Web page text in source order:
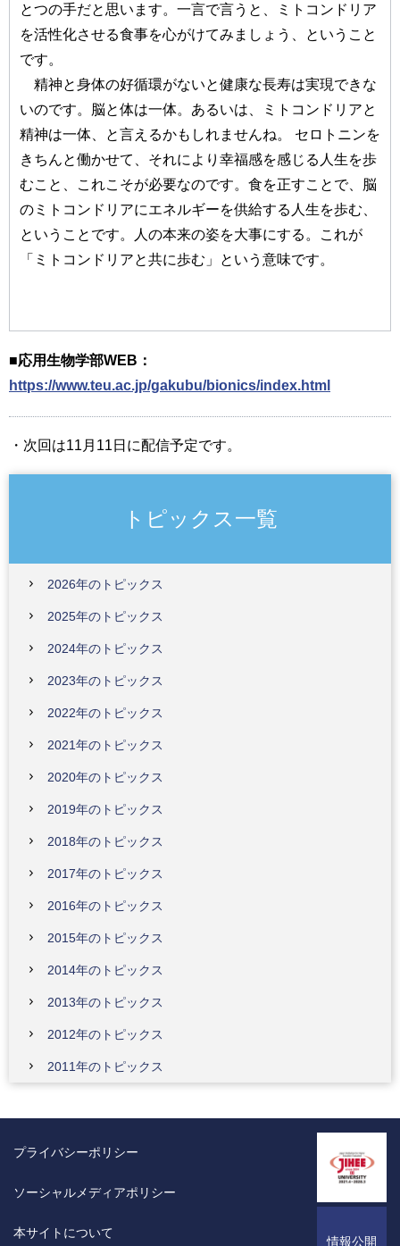
とつの手だと思います。一言で言うと、ミトコンドリア
を活性化させる食事を心がけてみましょう、ということ
です。
精神と身体の好循環がないと健康な長寿は実現できな
いのです。脳と体は一体。あるいは、ミトコンドリアと
精神は一体、と言えるかもしれませんね。 セロトニンを
きちんと働かせて、それにより幸福感を感じる人生を歩
むこと、これこそが必要なのです。食を正すことで、脳
のミトコンドリアにエネルギーを供給する人生を歩む、
ということです。人の本来の姿を大事にする。これが
「ミトコンドリアと共に歩む」という意味です。
■応用生物学部WEB：
https://www.teu.ac.jp/gakubu/bionics/index.html
・次回は11月11日に配信予定です。
トピックス一覧
2026年のトピックス
2025年のトピックス
2024年のトピックス
2023年のトピックス
2022年のトピックス
2021年のトピックス
2020年のトピックス
2019年のトピックス
2018年のトピックス
2017年のトピックス
2016年のトピックス
2015年のトピックス
2014年のトピックス
2013年のトピックス
2012年のトピックス
2011年のトピックス
情報公開
プライバシーポリシー
ソーシャルメディアポリシー
本サイトについて